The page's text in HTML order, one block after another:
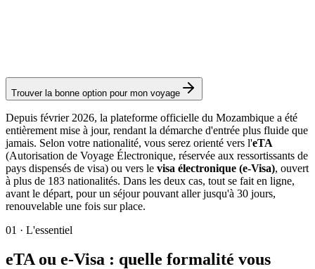
Trouver la bonne option pour mon voyage
Depuis février 2026, la plateforme officielle du Mozambique a été
entièrement mise à jour, rendant la démarche d'entrée plus fluide que
jamais. Selon votre nationalité, vous serez orienté vers l'eTA
(Autorisation de Voyage Électronique, réservée aux ressortissants de
pays dispensés de visa) ou vers le visa électronique (e-Visa), ouvert
à plus de 183 nationalités. Dans les deux cas, tout se fait en ligne,
avant le départ, pour un séjour pouvant aller jusqu'à 30 jours,
renouvelable une fois sur place.
01 · L'essentiel
eTA ou e-Visa : quelle formalité vous